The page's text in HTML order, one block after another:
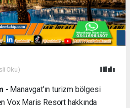
Oku)
- Manavgat'ın turizm bölgesi
Vox Maris Resort hakkında